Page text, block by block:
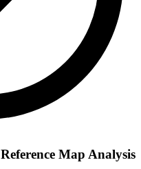
Reference Map Analysis